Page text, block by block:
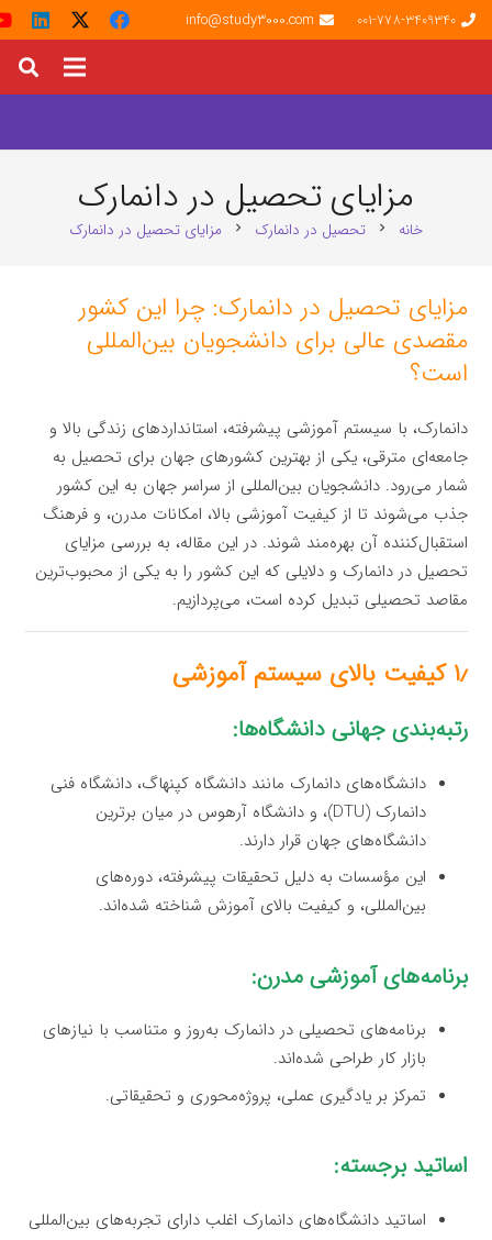
001-778-3409340
info@study3000.com
مزایای تحصیل در دانمارک
خانه chevron_right تحصیل در دانمارک chevron_right مزایای تحصیل در دانمارک
مزایای تحصیل در دانمارک: چرا این کشور
مقصدی عالی برای دانشجویان بین‌المللی
است؟
دانمارک، با سیستم آموزشی پیشرفته، استانداردهای زندگی بالا و
جامعه‌ای مترقی، یکی از بهترین کشورهای جهان برای تحصیل به
شمار می‌رود. دانشجویان بین‌المللی از سراسر جهان به این کشور
جذب می‌شوند تا از کیفیت آموزشی بالا، امکانات مدرن، و فرهنگ
استقبال‌کننده آن بهره‌مند شوند. در این مقاله، به بررسی مزایای
تحصیل در دانمارک و دلایلی که این کشور را به یکی از محبوب‌ترین
مقاصد تحصیلی تبدیل کرده است، می‌پردازیم.
۱٫ کیفیت بالای سیستم آموزشی
رتبه‌بندی جهانی دانشگاه‌ها:
دانشگاه‌های دانمارک مانند دانشگاه کپنهاگ، دانشگاه فنی
دانمارک (DTU)، و دانشگاه آرهوس در میان برترین
دانشگاه‌های جهان قرار دارند.
این مؤسسات به دلیل تحقیقات پیشرفته، دوره‌های
بین‌المللی، و کیفیت بالای آموزش شناخته شده‌اند.
برنامه‌های آموزشی مدرن:
برنامه‌های تحصیلی در دانمارک به‌روز و متناسب با نیازهای
بازار کار طراحی شده‌اند.
تمرکز بر یادگیری عملی، پروژه‌محوری و تحقیقاتی.
اساتید برجسته:
اساتید دانشگاه‌های دانمارک اغلب دارای تجربه‌های بین‌المللی